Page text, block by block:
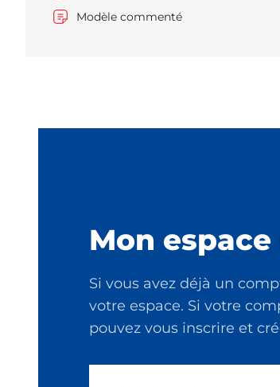
Modèle commenté
Mon
Si vous avez déjà un
votre espace. Si votre
pouvez vous inscrire et